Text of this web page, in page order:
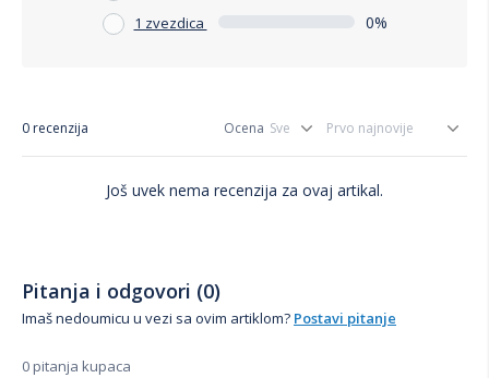
1 zvezdica 0%
0 recenzija Ocena
Još uvek nema recenzija za ovaj artikal.
Pitanja i odgovori (0)
Imaš nedoumicu u vezi sa ovim artiklom? Postavi pitanje
0 pitanja kupaca